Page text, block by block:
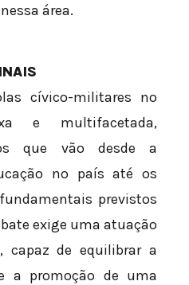
área.
cívico-militares no
e multifacetada,
que vão desde a
no país até os
previstos
exige uma atuação
capaz de equilibrar a
a promoção de uma